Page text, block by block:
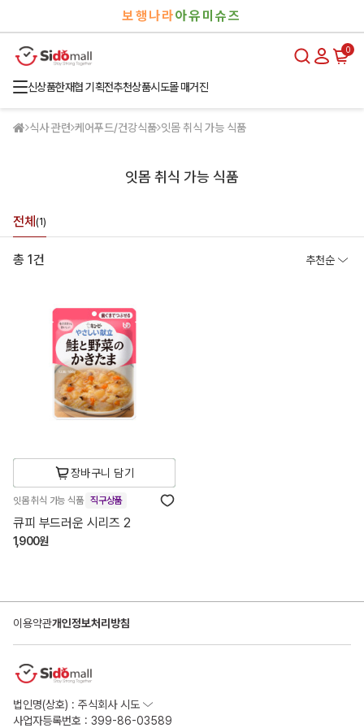
보행나라아유미슈즈
0
신상품한재협 기획전추천상품시도몰 매거진
식사 관련 케어푸드/건강식품 잇몸 취식 가능 식품
잇몸 취식 가능 식품
전체 (1)
총 1건 추천순
장바구니 담기
잇몸 취식 가능 식품 직구상품
큐피 부드러운 시리즈 2
1,900원
이용약관개인정보처리방침
법인명(상호) : 주식회사 시도
사업자등록번호 : 399-86-03589